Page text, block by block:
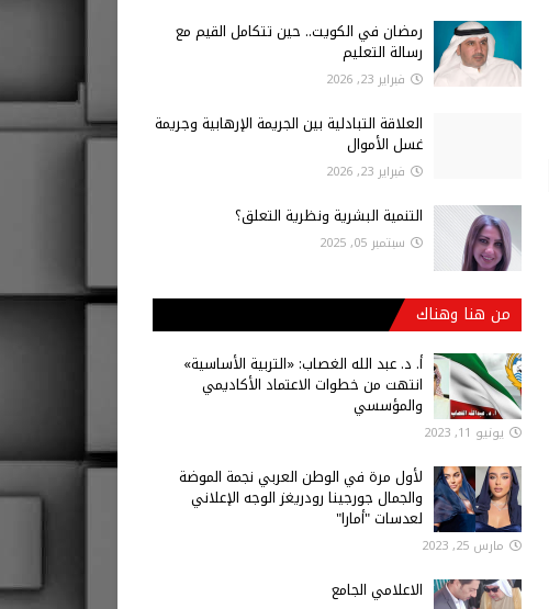
رمضان في الكويت.. حين تتكامل القيم مع
رسالة التعليم
فبراير 23, 2026
العلاقة التبادلية بين الجريمة الإرهابية وجريمة
غسل الأموال
فبراير 23, 2026
التنمية البشرية ونظرية التعلق؟
سبتمبر 05, 2025
من هنا وهناك
أ‌. د. عبد الله الغصاب: «التربية الأساسية»
انتهت من خطوات الاعتماد الأكاديمي
والمؤسسي
يونيو 11, 2023
لأول مرة في الوطن العربي نجمة الموضة
والجمال جورجينا رودريغز الوجه الإعلاني
لعدسات "أمارا"
مارس 25, 2023
الاعلامي الجامع